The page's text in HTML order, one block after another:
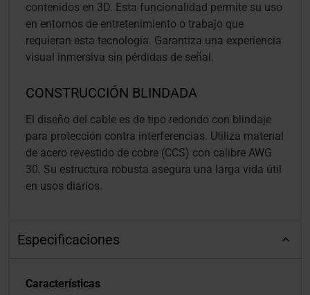
contenidos en 3D. Esta funcionalidad permite su uso
en entornos de entretenimiento o trabajo que
requieran esta tecnología. Garantiza una experiencia
visual inmersiva sin pérdidas de señal.
CONSTRUCCIÓN BLINDADA
El diseño del cable es de tipo redondo con blindaje
para protección contra interferencias. Utiliza material
de acero revestido de cobre (CCS) con calibre AWG
30. Su estructura robusta asegura una larga vida útil
en usos diarios.
Especificaciones
Características